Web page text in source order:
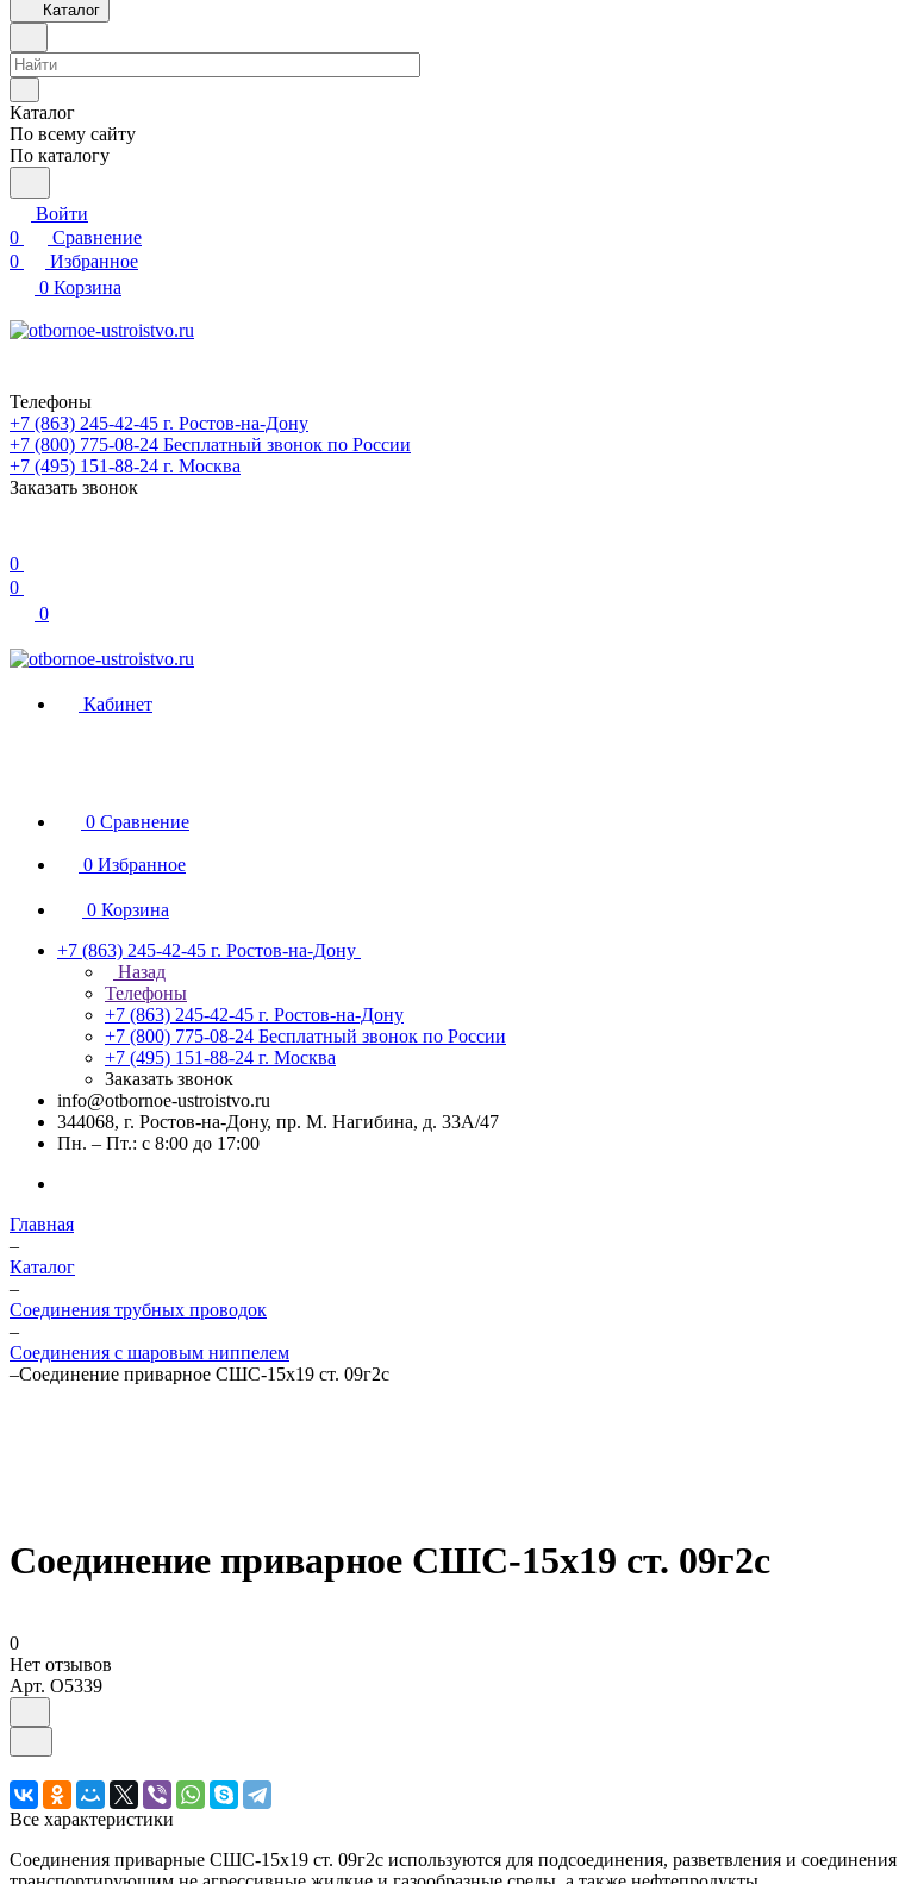
Каталог
Каталог
По всему сайту
По каталогу
Войти
0
Сравнение
0
Избранное
0 Корзина
Телефоны
+7 (863) 245-42-45 г. Ростов-на-Дону
+7 (800) 775-08-24 Бесплатный звонок по России
+7 (495) 151-88-24 г. Москва
Заказать звонок
0
0
0
Кабинет
0 Сравнение
0 Избранное
0 Корзина
+7 (863) 245-42-45 г. Ростов-на-Дону
Назад
Телефоны
+7 (863) 245-42-45 г. Ростов-на-Дону
+7 (800) 775-08-24 Бесплатный звонок по России
+7 (495) 151-88-24 г. Москва
Заказать звонок
info@otbornoe-ustroistvo.ru
344068, г. Ростов-на-Дону, пр. М. Нагибина, д. 33А/47
Пн. – Пт.: с 8:00 до 17:00
Главная
–
Каталог
–
Соединения трубных проводок
–
Соединения с шаровым ниппелем
–Соединение приварное СШС-15х19 ст. 09г2с
Соединение приварное СШС-15х19 ст. 09г2с
0
Нет отзывов
Арт. O5339
Все характеристики
Соединения приварные СШС-15х19 ст. 09г2с используются для подсоединения, разветвления и